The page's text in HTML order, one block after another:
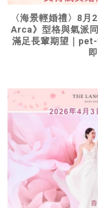
〈海景輕婚禮〉8
Arca》型格與氣派
滿足長輩期望｜